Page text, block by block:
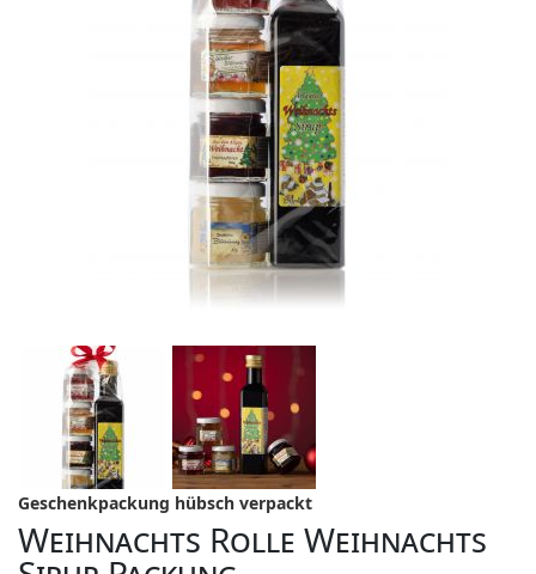
Geschenkpackung hübsch verpackt
Weihnachts Rolle Weihnachts